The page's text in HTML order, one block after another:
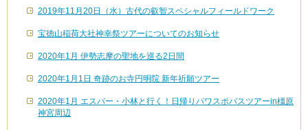
2019年11月20日（水）古代の叡智スペシャルフィールドワーク
宝徳山稲荷大社神幸祭ツアーについてのお知らせ
2020年1月 伊勢志摩の聖地を巡る2日間
2020年1月1日 奇跡のお寺円明院 新年祈願ツアー
2020年1月 エスパー・小林と行く！日帰りパワスポバスツアーin橿原
神宮周辺